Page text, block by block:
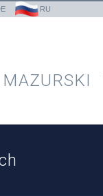
RU
MAZURSKI